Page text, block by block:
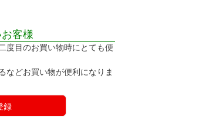
客様
度目のお買い物時にとても便
などお買い物が便利になりま
録